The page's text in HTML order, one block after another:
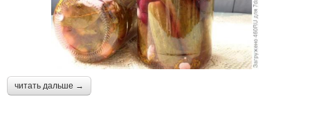
читать дальше →